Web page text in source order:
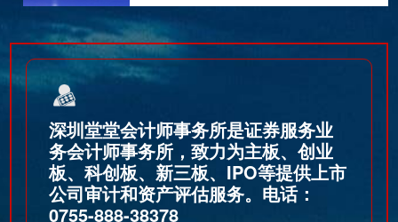
2022-05-20
IPO上市过程中，公司现金流量表列示“疑难
2022-05-20
医疗器械企业不同商业模式下的收入确认及
上市审核关注要点
深圳堂堂会计师事务所是证券服务业
务会计师事务所，致力为主板、创业
板、科创板、新三板、IPO等提供上市
公司审计和资产评估服务。电话：
0755-888-38378